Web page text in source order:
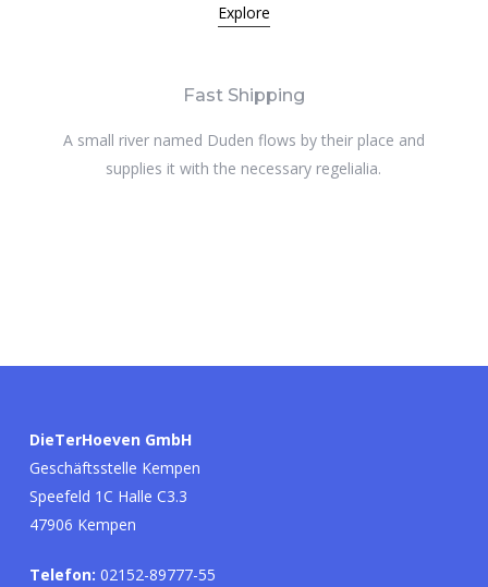
Explore
Fast Shipping
A small river named Duden flows by their place and
supplies it with the necessary regelialia.
DieTerHoeven GmbH
Geschäftsstelle Kempen
Speefeld 1C Halle C3.3
47906 Kempen
Telefon: 02152-89777-55